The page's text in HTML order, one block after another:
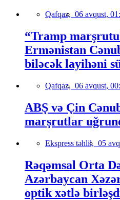
Qafqaz, 06 avqust,
“Tramp
Ermənistan
biləcək layihəni
Qafqaz, 06 avqust,
ABŞ və Çin
marşrutlar
Ekspress təhlil, 05
Rəqəmsal Orta
Azərbaycan
optik xətlə